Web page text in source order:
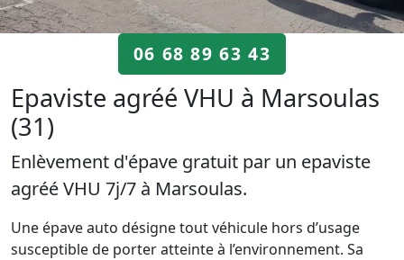
06 68 89 63 43
Epaviste agréé VHU à Marsoulas
(31)
Enlèvement d'épave gratuit par un epaviste
agréé VHU 7j/7 à Marsoulas.
Une épave auto désigne tout véhicule hors d’usage
susceptible de porter atteinte à l’environnement. Sa